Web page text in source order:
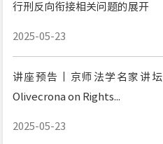
行刑反向衔接相关问题的展开
2025-05-23
讲座预告丨京师法学名家讲
Olivecrona on Rights...
2025-05-23